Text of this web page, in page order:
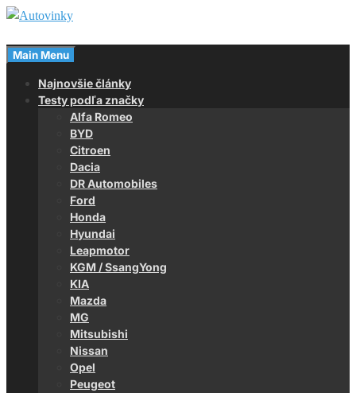
Skip
content
Autovinky
Magazín o autách
Main Menu
Najnovšie články
Testy podľa značky
Alfa Romeo
BYD
Citroen
Dacia
DR Automobiles
Ford
Honda
Hyundai
Leapmotor
KGM / SsangYong
KIA
Mazda
MG
Mitsubishi
Nissan
Opel
Peugeot